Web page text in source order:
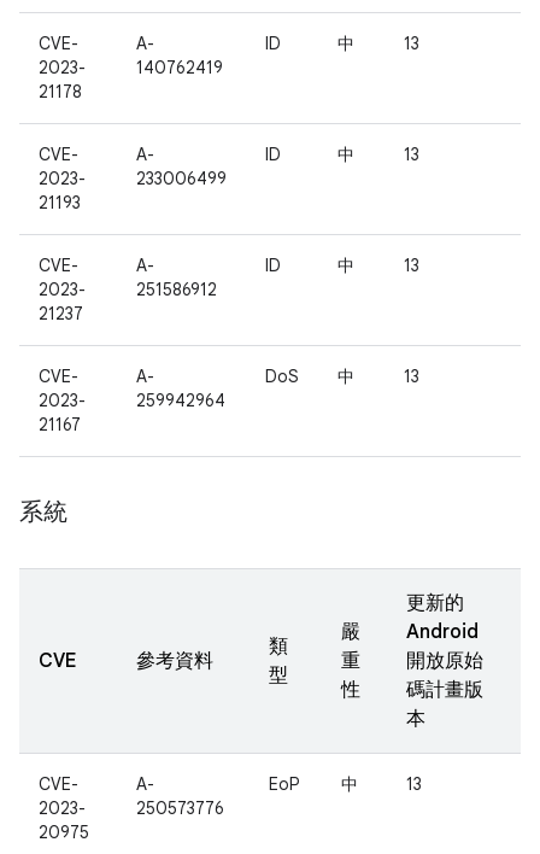
CVE-
2023-
21178
A-
140762419
ID 中 13
CVE-
2023-
21193
A-
233006499
ID 中 13
CVE-
2023-
21237
A-
251586912
ID 中 13
CVE-
2023-
21167
A-
259942964
DoS 中 13
系統
CVE 參考資料
類
型
嚴
重
性
更新的
Android
開放原始
碼計畫版
本
CVE-
2023-
20975
A-
250573776
EoP 中 13